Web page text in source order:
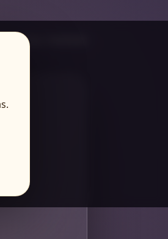
activa: mediodía